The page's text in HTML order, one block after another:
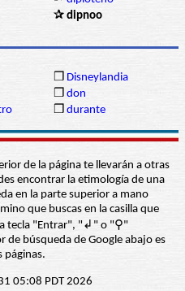
✰ dipnoo
❒ Disneylandia
❒ don
❒ durante
de la página te llevarán a otras
encontrar la etimología de una
en la parte superior a mano
que buscas en la casilla que
la tecla "Entrar", "↲" o "⚲"
búsqueda de Google abajo es
páginas.
05:08 PDT 2026